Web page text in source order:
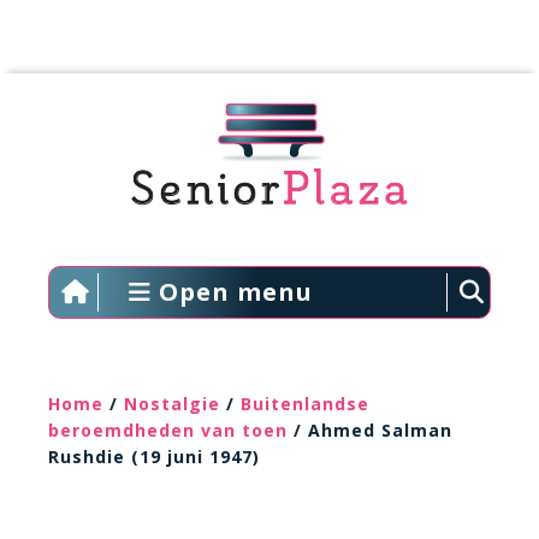
Open menu
Home / Nostalgie / Buitenlandse
beroemdheden van toen / Ahmed Salman
Rushdie (19 juni 1947)